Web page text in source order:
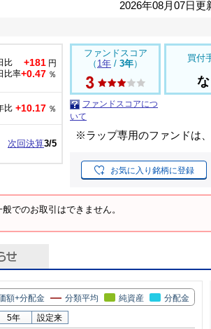
2026年08月07日更
比 +181 円
比率+0.47 ％
比 +10.17 ％
次回決算3/5
ファンドスコア
（ 1年 / 3年）
ファンドスコアにつ
いて
買付
※ラップ専用のファンドは
お気に入り銘柄に登録
でのお取引はできません。
額+分配金 分類平均 純資産 分配金
5年 設定来